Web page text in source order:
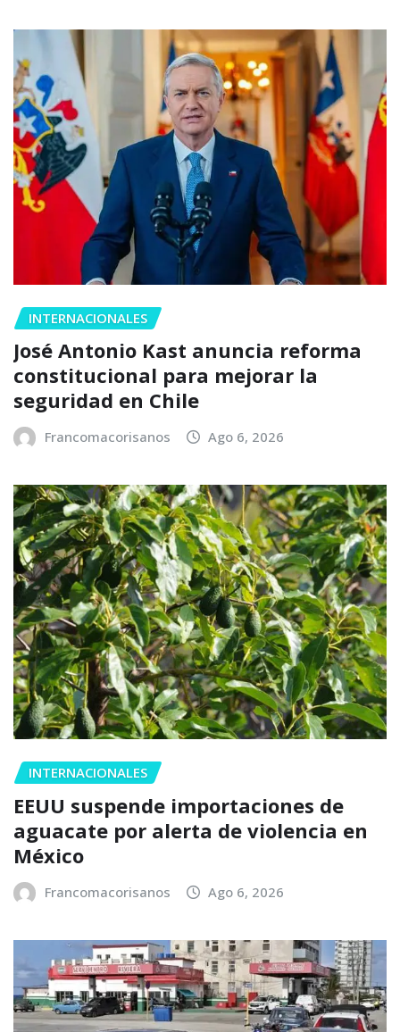
INTERNACIONALES
José Antonio Kast anuncia reforma
constitucional para mejorar la
seguridad en Chile
Francomacorisanos Ago 6, 2026
INTERNACIONALES
EEUU suspende importaciones de
aguacate por alerta de violencia en
México
Francomacorisanos Ago 6, 2026